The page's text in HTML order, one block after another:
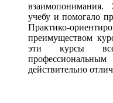
учебу и помогало
Практико-
преимуществом
эти курсы
действительно